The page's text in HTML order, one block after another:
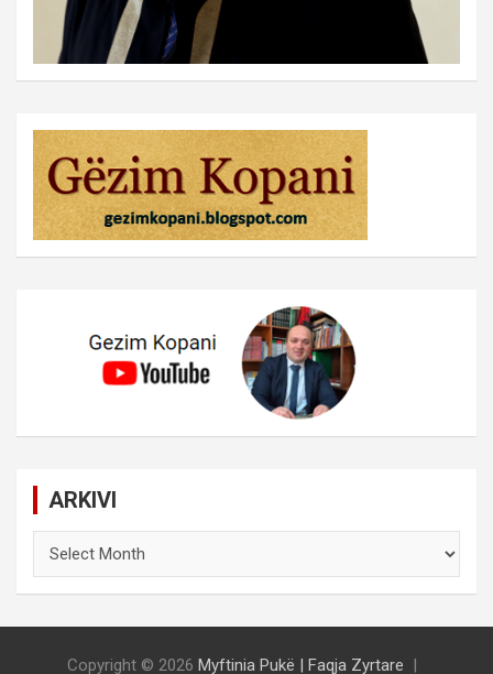
ARKIVI
Copyright © 2026 Myftinia Pukë | Faqja Zyrtare